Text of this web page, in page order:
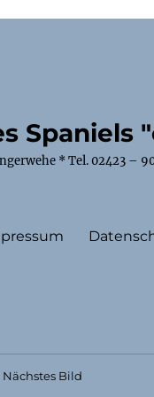
Spaniels
* Tel. 02423 –
Nächstes Bild